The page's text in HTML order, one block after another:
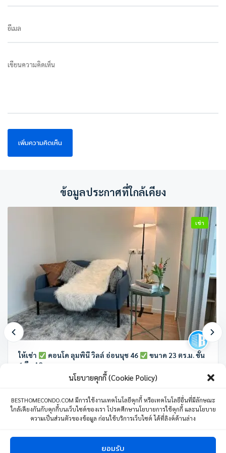
นโยบายคุกกี้ (Cookie Policy)
BESTHOMECONDO.COM มีการใช้งานเทคโนโลยีคุกกี้ หรือเทคโนโลยีอื่นที่มีลักษณะ
ใกล้เคียงกันกับคุกกี้บนเว็บไซต์ของเรา โปรดศึกษานโยบายการใช้คุกกี้ และนโยบาย
ความเป็นส่วนตัวของข้อมูล ก่อนใช้บริการเว็บไซต์ ได้ที่ลิงค์ด้านล่าง
ยอมรับ
อีเมล
เขียนความคิดเห็น
ข้อมูลประกาศที่ใกล้เคียง
เช่า
ให้เช่า คอนโด ลุมพินี วิลล์ อ่อนนุช 46
ขนาด 23 ตร.ม. ชั้น
6 ตึก A2
ลุมพินี วิลล์ อ่อนนุช 46 ซอย อ่อนนุช 46 แขวงสวนหลวง เขตสวนหลวง
1 ห้องนอน 1 ห้องน้ำ 1 ที่จอดรถ 23 ตร.ม.